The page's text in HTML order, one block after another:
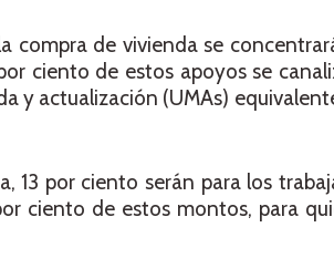
compra de vivienda se
ciento de estos apoyos se
y actualización (UMAs)
13 por ciento serán para los
ciento de estos montos, para